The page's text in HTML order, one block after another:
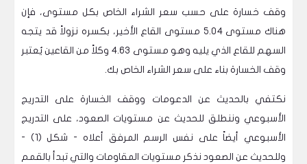
وقف خسارة على حسب سعر الشراء الخاص بكل مستوى، فإن
هناك مستوى 5.04 مستوى القاع الأخير، بكسره نزولاً قد يتجه
السهم للقاع الذي يليه وهو مستوى 4.63 وكلاً من القاعين يُعتبر
وقف الخسارة بناء على سعر الشراء الخاص بك.
نكتفي بالحديث عن الدعومات ووقف الخسارة على التدريج
الأسبوعي وننطلق للحديث عن مستويات الصعود، على التدريج
الأسبوعي أيضاً على نفس الرسم المرفق أعلاه - شكل (1) -
وللحديث عن الصعود نذكر مستويات المقاومات والتي تبدأ بالقمم